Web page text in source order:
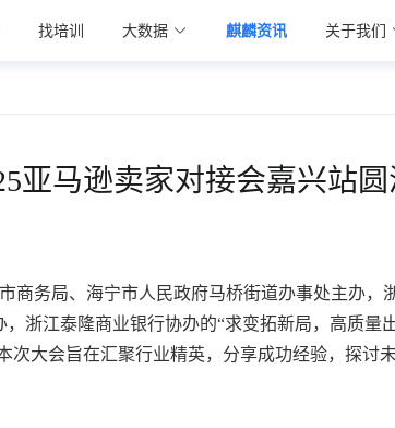
找培训 大数据 麒麟资讯 关于我们
亚马逊卖家对接会嘉兴站
商务局、海宁市人民政府马桥街道办事处主办，
浙江泰隆商业银行协办的“求变拓新局，高质量
次大会旨在汇聚行业精英，分享成功经验，探讨